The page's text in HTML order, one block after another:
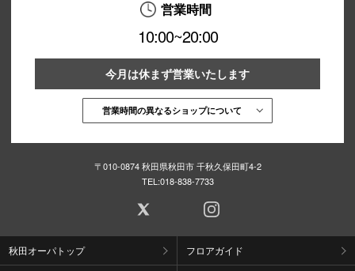
営業時間
10:00~20:00
今月は休まず営業いたします
営業時間の異なるショップについて
〒010-0874 秋田県秋田市 千秋久保田町4-2
TEL:018-838-7733
秋田オーパトップ フロアガイド